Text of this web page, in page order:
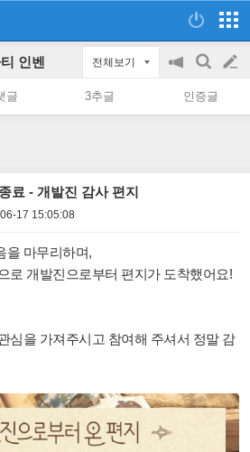
인벤 전체보기
공
on/off
검
색
글
쓰
글 3추글 인증글
료 - 개발진 감사 편지
17 15:05:08
을 마무리하며,
로 개발진으로부터 편지가 도착했어요!
심을 가져주시고 참여해 주셔서 정말 감